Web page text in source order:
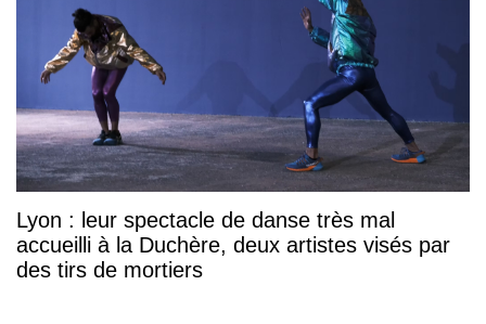
Lyon : leur spectacle de danse très mal
accueilli à la Duchère, deux artistes visés par
des tirs de mortiers